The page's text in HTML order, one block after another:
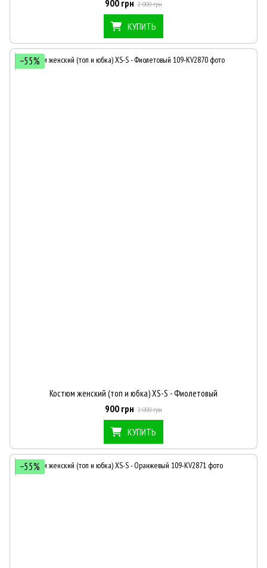
900 грн 2 000 грн
КУПИТЬ
−55%
Костюм женский (топ и юбка) XS-S - Фиолетовый
900 грн 2 000 грн
КУПИТЬ
−55%